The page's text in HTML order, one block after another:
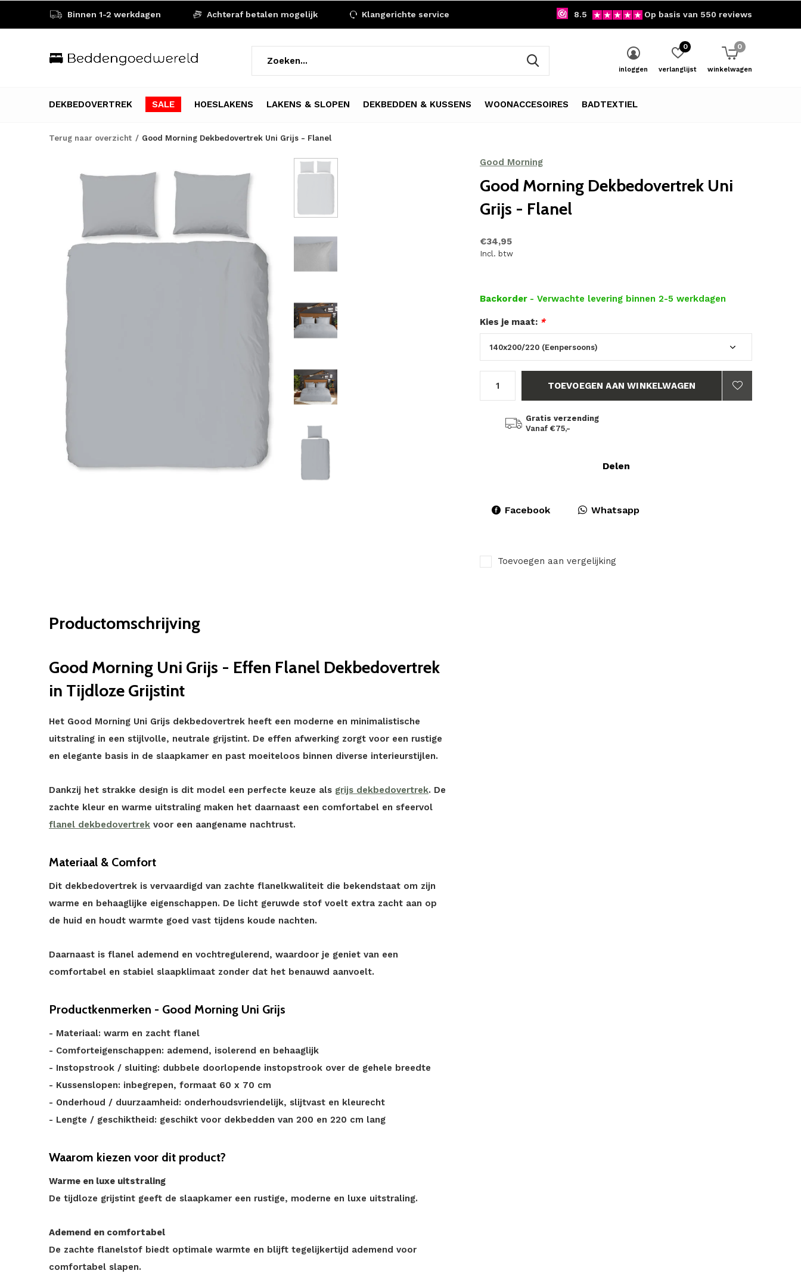
DEKBEDOVERTREK SALE HOESLAKENS LAKENS & SLOPEN DEKBEDDEN & KUSSENS WOONACCESOIRES BADTEXTIEL
inloggen verlanglijst
0
winkelwagen
0
Binnen 1-2 werkdagen Achteraf betalen mogelijk Klangerichte service 8.5 Op basis van 550 reviews
Terug naar overzicht Good Morning Dekbedovertrek Uni Grijs - Flanel
Good Morning
Good Morning Dekbedovertrek Uni
Grijs - Flanel
€34,95
Incl. btw
Backorder - Verwachte levering binnen 2-5 werkdagen
Kies je maat: *
TOEVOEGEN AAN WINKELWAGEN
Gratis verzending
Vanaf €75,-
Delen
Facebook Whatsapp
Toevoegen aan vergelijking
Productomschrijving
Good Morning Uni Grijs - Effen Flanel Dekbedovertrek
in Tijdloze Grijstint
Het Good Morning Uni Grijs dekbedovertrek heeft een moderne en minimalistische
uitstraling in een stijlvolle, neutrale grijstint. De effen afwerking zorgt voor een rustige
en elegante basis in de slaapkamer en past moeiteloos binnen diverse interieurstijlen.
Dankzij het strakke design is dit model een perfecte keuze als grijs dekbedovertrek. De
zachte kleur en warme uitstraling maken het daarnaast een comfortabel en sfeervol
flanel dekbedovertrek voor een aangename nachtrust.
Materiaal & Comfort
Dit dekbedovertrek is vervaardigd van zachte flanelkwaliteit die bekendstaat om zijn
warme en behaaglijke eigenschappen. De licht geruwde stof voelt extra zacht aan op
de huid en houdt warmte goed vast tijdens koude nachten.
Daarnaast is flanel ademend en vochtregulerend, waardoor je geniet van een
comfortabel en stabiel slaapklimaat zonder dat het benauwd aanvoelt.
Productkenmerken - Good Morning Uni Grijs
- Materiaal: warm en zacht flanel
- Comforteigenschappen: ademend, isolerend en behaaglijk
- Instopstrook / sluiting: dubbele doorlopende instopstrook over de gehele breedte
- Kussenslopen: inbegrepen, formaat 60 x 70 cm
- Onderhoud / duurzaamheid: onderhoudsvriendelijk, slijtvast en kleurecht
- Lengte / geschiktheid: geschikt voor dekbedden van 200 en 220 cm lang
Waarom kiezen voor dit product?
Warme en luxe uitstraling
De tijdloze grijstint geeft de slaapkamer een rustige, moderne en luxe uitstraling.
Ademend en comfortabel
De zachte flanelstof biedt optimale warmte en blijft tegelijkertijd ademend voor
comfortabel slapen.